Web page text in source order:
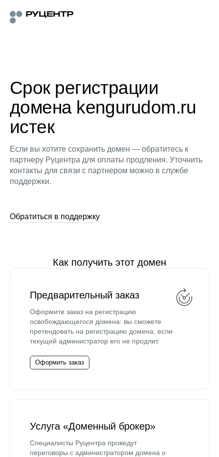
Срок регистрации
домена kengurudom.ru
истек
Если вы хотите сохранить домен — обратитесь к
партнеру Руцентра для оплаты продления. Уточнить
контакты для связи с партнером можно в службе
поддержки.
Обратиться в поддержку
Как получить этот домен
Предварительный заказ
Оформите заказ на регистрацию
освобождающегося домена: вы сможете
претендовать на регистрацию домена, если
текущий администратор его не продлит.
Оформить заказ
Услуга «Доменный брокер»
Специалисты Руцентра проведут
переговоры с администратором домена о